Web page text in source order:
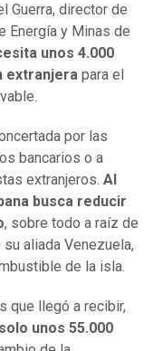
Guerra, director de
Energía y Minas de
unos 4.000
extranjera para el
por las
bancarios o a
extranjeros. Al
busca reducir
, sobre todo a raíz de
aliada Venezuela,
de la isla.
que llegó a recibir,
unos 55.000